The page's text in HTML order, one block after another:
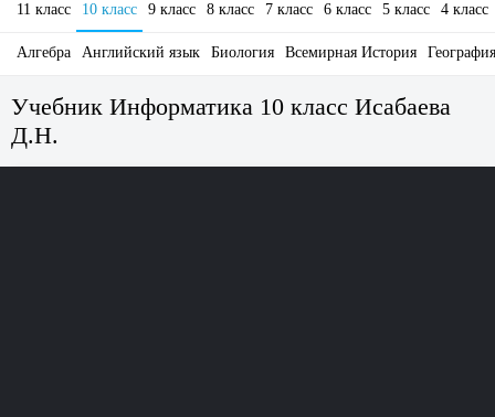
11 класс 10 класс 9 класс 8 класс 7 класс 6 класс 5 класс 4 класс
Алгебра Английский язык Биология Всемирная История География
Учебник Информатика 10 класс Исабаева
Д.Н.